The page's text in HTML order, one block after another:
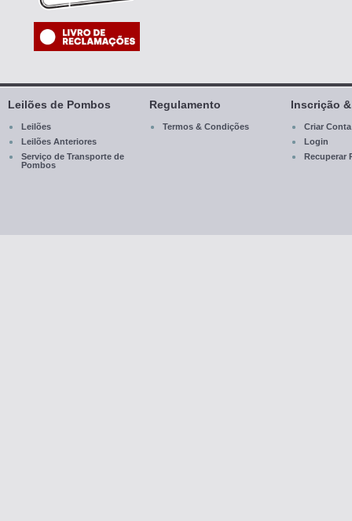
Leilões de Pombos
Leilões
Leilões Anteriores
Serviço de Transporte de
Pombos
Regulamento
Termos & Condições
Inscrição
Criar Conta
Login
Recuperar